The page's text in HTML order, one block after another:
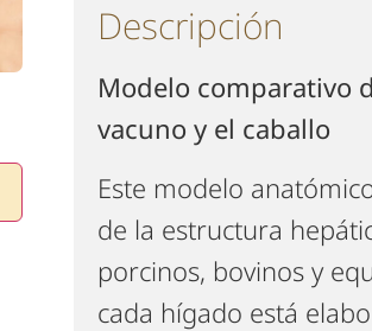
Descripción
Modelo comparativo
vacuno y el caballo
Este modelo
de la estructura
porcinos, bovinos y
cada hígado está